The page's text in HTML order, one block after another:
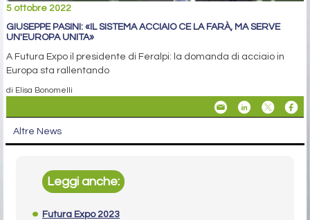
5 ottobre 2022
GIUSEPPE PASINI: «IL SISTEMA ACCIAIO CE LA FARÀ, MA SERVE
UN'EUROPA UNITA»
A Futura Expo il presidente di Feralpi: la domanda di acciaio in
Europa sta rallentando
di Elisa Bonomelli
Altre News
Leggi anche:
Futura Expo 2023